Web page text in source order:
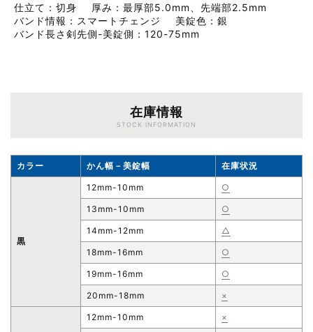
仕立て 切身 厚み
最厚部5.0mm、先端部2.5mm
バンド情報
スマートチェンジ 美錠色
銀
バンド長さ剣先側-美錠側
120-75mm
在庫情報
STOCK INFORMATION
カラー かん幅－美錠幅 在庫状況
黒
12mm-10mm ○
13mm-10mm ○
14mm-12mm △
18mm-16mm ○
19mm-16mm ○
20mm-18mm ×
12mm-10mm ×